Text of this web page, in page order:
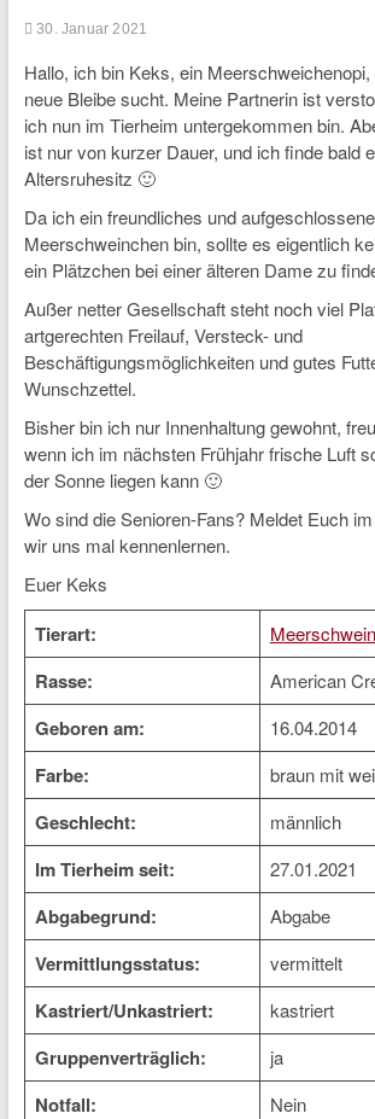
30. Januar 2021
Hallo, ich bin Keks, ein
neue Bleibe sucht. Meine Partnerin ist
ich nun im Tierheim untergekommen bin.
ist nur von kurzer Dauer, und ich finde bald
Altersruhesitz 🙂
Da ich ein freundliches und
Meerschweinchen bin, sollte es eigentlich
ein Plätzchen bei einer älteren Dame zu
Außer netter Gesellschaft steht noch viel
artgerechten Freilauf, Versteck- und
Beschäftigungsmöglichkeiten und gutes
Wunschzettel.
Bisher bin ich nur Innenhaltung gewohnt,
wenn ich im nächsten Frühjahr frische Luft
der Sonne liegen kann 🙂
Wo sind die Senioren-Fans? Meldet Euch
wir uns mal kennenlernen.
Euer Keks
Tierart:
Rasse: American
Geboren am: 16.04.2014
Farbe: braun mit
Geschlecht: männlich
Im Tierheim seit: 27.01.2021
Abgabegrund: Abgabe
Vermittlungsstatus: vermittelt
Kastriert/Unkastriert: kastriert
Gruppenverträglich: ja
Notfall: Nein